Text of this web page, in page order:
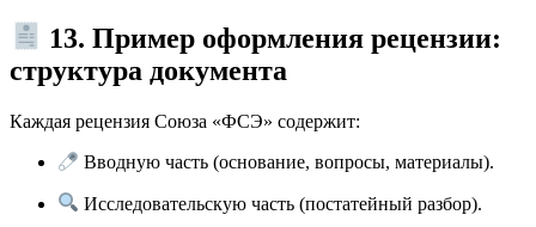
13. Пример оформления рецензии:
структура документа
Каждая рецензия Союза «ФСЭ» содержит:
Вводную часть (основание, вопросы, материалы).
Исследовательскую часть (постатейный разбор).